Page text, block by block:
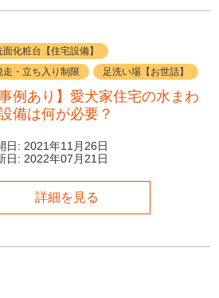
面化粧台【住宅設備】
走・立ち入り制限
足洗い場【お世話】
事例あり】愛犬家住宅の水まわ
備は何が必要？
日: 2021年11月26日
日: 2022年07月21日
詳細を見る